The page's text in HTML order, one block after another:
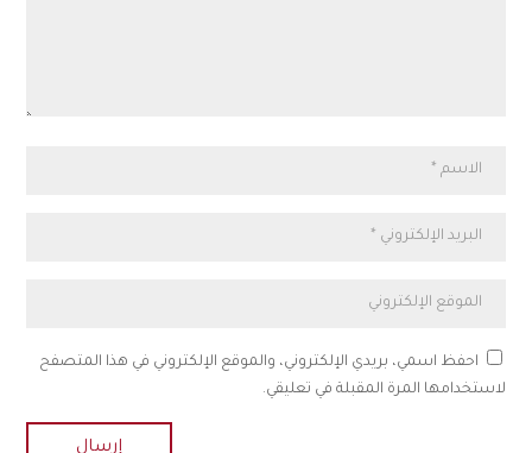
احفظ اسمي، بريدي الإلكتروني، والموقع الإلكتروني في هذا المتصفح
لاستخدامها المرة المقبلة في تعليقي.